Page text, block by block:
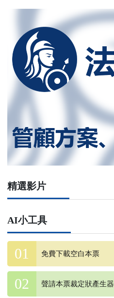
精選影片
AI小工具
免費下載空白本票
聲請本票裁定狀產生器